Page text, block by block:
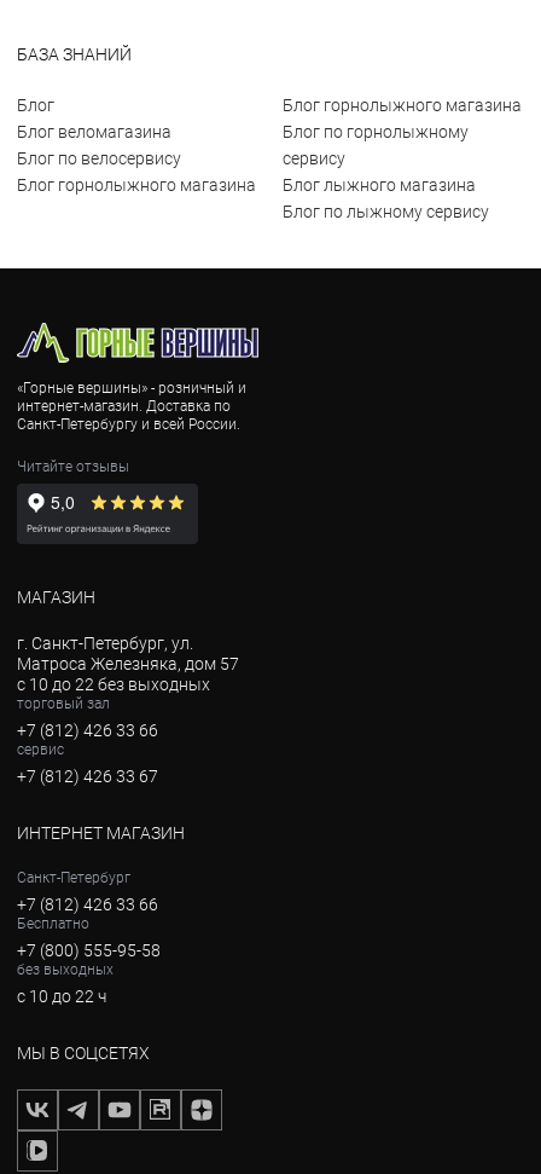
БАЗА ЗНАНИЙ
Блог
Блог веломагазина
Блог по велосервису
Блог горнолыжного магазина
Блог горнолыжного магазина
Блог по горнолыжному
сервису
Блог лыжного магазина
Блог по лыжному сервису
«Горные вершины» - розничный и
интернет-магазин. Доставка по
Санкт-Петербургу и всей России.
Читайте отзывы
МАГАЗИН
г. Санкт-Петербург, ул.
Матроса Железняка, дом 57
с 10 до 22 без выходных
торговый зал
+7 (812) 426 33 66
сервис
+7 (812) 426 33 67
ИНТЕРНЕТ МАГАЗИН
Санкт-Петербург
+7 (812) 426 33 66
Бесплатно
+7 (800) 555-95-58
без выходных
с 10 до 22 ч
МЫ В СОЦСЕТЯХ